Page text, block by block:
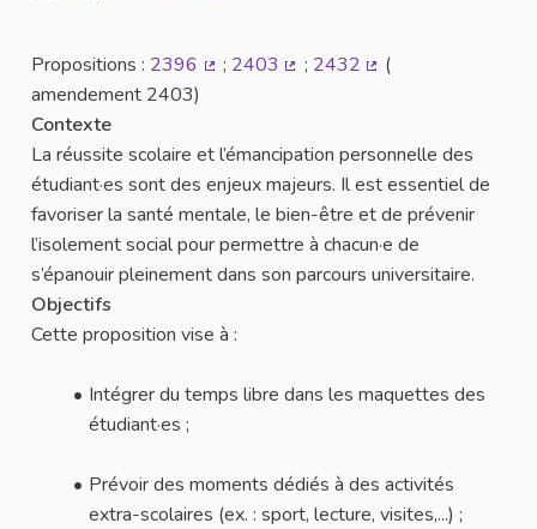
Propositions : 2396 ; 2403 ; 2432
(
amendement 2403)
Contexte
La réussite scolaire et l’émancipation personnelle des
étudiant·es sont des enjeux majeurs. Il est essentiel de
favoriser la santé mentale, le bien-être et de prévenir
l’isolement social pour permettre à chacun·e de
s’épanouir pleinement dans son parcours universitaire.
Objectifs
Cette proposition vise à :
Intégrer du temps libre dans les maquettes des
étudiant·es ;
Prévoir des moments dédiés à des activités
extra-scolaires (ex. : sport, lecture, visites,...) ;